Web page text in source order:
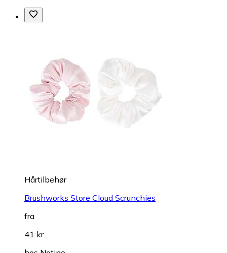
Hårtilbehør
Brushworks Store Cloud Scrunchies
fra
41 kr.